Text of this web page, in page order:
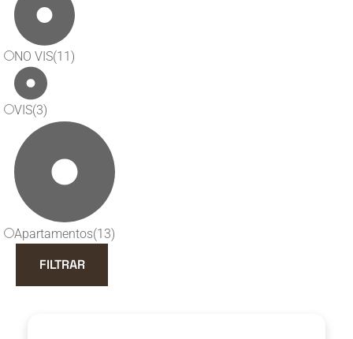
NO VIS(11)
VIS(3)
Apartamentos(13)
FILTRAR